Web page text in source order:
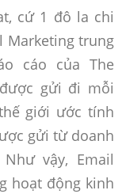
cứ 1 đô la chi
Marketing trung
cáo của The
gửi đi mỗi
giới ước tính
gửi từ doanh
vậy, Email
hoạt động kinh